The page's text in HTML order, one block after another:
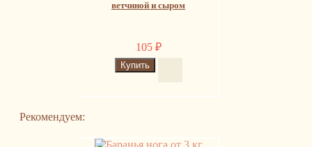
ветчиной и сыром
105 ₽
Рекомендуем: